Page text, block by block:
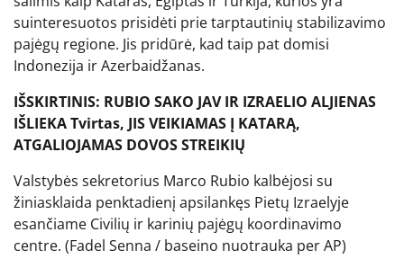
suinteresuotos prisidėti prie tarptautinių stabilizavimo
pajėgų regione. Jis pridūrė, kad taip pat domisi
Indonezija ir Azerbaidžanas.
IŠSKIRTINIS: RUBIO SAKO JAV IR IZRAELIO ALJIENAS
IŠLIEKA Tvirtas, JIS VEIKIAMAS Į KATARĄ,
ATGALIOJAMAS DOVOS STREIKIŲ
Valstybės sekretorius Marco Rubio kalbėjosi su
žiniasklaida penktadienį apsilankęs Pietų Izraelyje
esančiame Civilių ir karinių pajėgų koordinavimo
centre. (Fadel Senna / baseino nuotrauka per AP)